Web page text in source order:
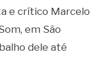
e crítico Marcelo
em São
dele até